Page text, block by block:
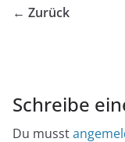
← Zurück
Schreibe
Du musst